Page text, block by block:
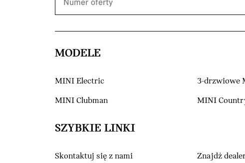
MODELE
MINI Electric 3-drzwiowe
MINI Clubman MINI
SZYBKIE LINKI
Skontaktuj się z nami Znajdź